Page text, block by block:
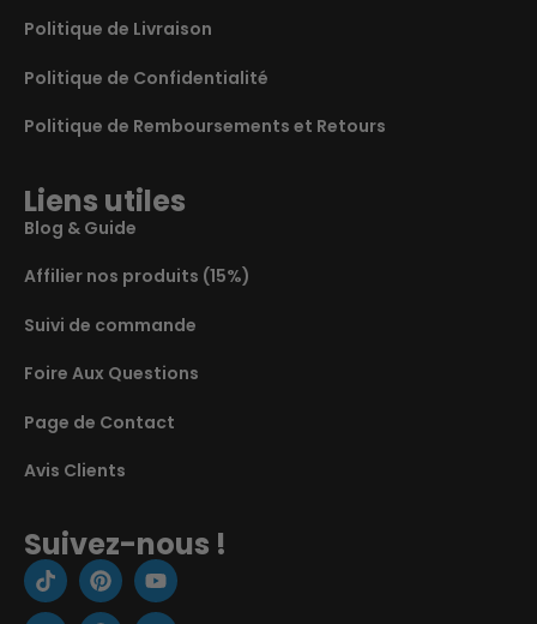
Politique de Livraison
Politique de Confidentialité
Politique de Remboursements et Retours
Liens utiles
Blog & Guide
Affilier nos produits (15%)
Suivi de commande
Foire Aux Questions
Page de Contact
Avis Clients
Suivez-nous !